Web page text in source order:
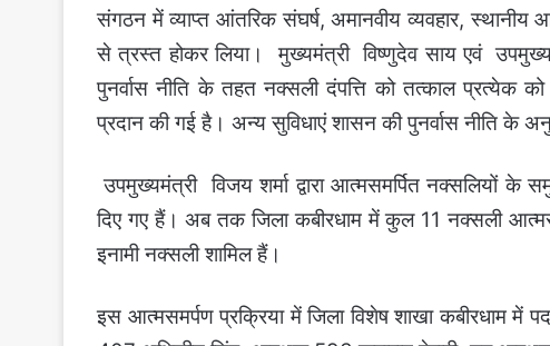
संगठन में व्याप्त आंतरिक संघर्ष, अमानवीय व्यवहार, स्थानीय
से त्रस्त होकर लिया।
मुख्यमंत्री विष्णुदेव साय एवं
पुनर्वास नीति के तहत नक्सली दंपत्ति को तत्काल
प्रदान की गई है। अन्य सुविधाएं शासन की पुनर्वास नीति के
उपमुख्यमंत्री विजय शर्मा द्वारा आत्मसमर्पित नक्सलियों
दिए गए हैं।अब तक जिला कबीरधाम में कुल 11 नक्सली
इनामी नक्सली शामिल हैं।
इस आत्मसमर्पण प्रक्रिया में जिला विशेष शाखा कबीरधाम में